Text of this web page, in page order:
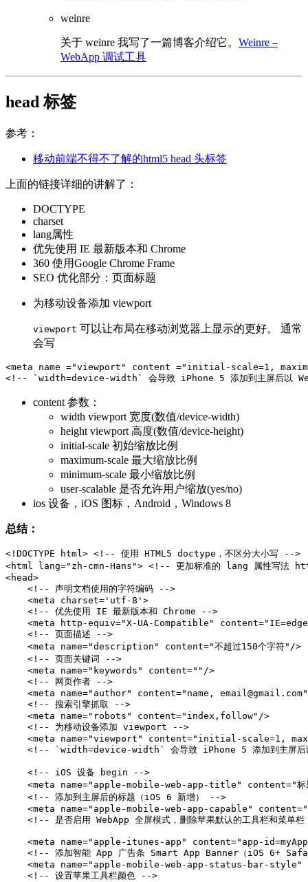
weinre
关于 weinre 我写了一篇博客介绍它。 Weinre –
WebApp 调试工具
head 标签
参考：
移动前端不得不了解的html5 head 头标签
上面的链接详细的讲解了：
DOCTYPE
charset
lang属性
优先使用 IE 最新版本和 Chrome
360 使用Google Chrome Frame
SEO 优化部分：页面标题
为移动设备添加 viewport
viewport 可以让布局在移动浏览器上显示的更好。 通常
会写
<meta name ="viewport" content ="initial-scale=1,
<!-- `width=device-width` 会导致 iPhone 5 添加到主屏后以
content 参数：
width viewport 宽度(数值/device-width)
height viewport 高度(数值/device-height)
initial-scale 初始缩放比例
maximum-scale 最大缩放比例
minimum-scale 最小缩放比例
user-scalable 是否允许用户缩放(yes/no)
ios 设备，iOS 图标，Android，Windows 8
总结：
<!DOCTYPE html> <!-- 使用 HTML5 doctype，不区分大小写 -->
<html
lang="zh-cmn-Hans"> <!-- 更加标准的 lang 属性写
<head>
<!-- 声明文档使用的字符编码 -->
<meta
charset= 'utf-8' >
<!-- 优先使用 IE 最新版本和 Chrome -->
<meta
http-equiv="X-UA-Compatible" content=
<!-- 页面描述 -->
<meta
name="description" content="不超过150个字符" />
<!-- 页面关键词 -->
<meta
name="keywords" content="" />
<!-- 网页作者 -->
<meta
name="author" content="name, email@gmail.com"
<!-- 搜索引擎抓取 -->
<meta
name="robots" content="index,follow" />
<!-- 为移动设备添加 viewport -->
<meta
name="viewport" content="initial-scale=1,
<!-- `width=device-width` 会导致 iPhone 5 添加到主屏
<!-- iOS 设备 begin -->
<meta
name="apple-mobile-web-app-title" content="
<!-- 添加到主屏后的标题（iOS 6 新增） -->
<meta
name="apple-mobile-web-app-capable" content=
<!-- 是否启用 WebApp 全屏模式，删除苹果默认的工具栏和菜单
<meta name="apple-itunes-app" content="app-
<!-- 添加智能 App 广告条 Smart App Banner（iOS 6+
<meta
name="apple-mobile-web-app-status-bar-style"
<!-- 设置苹果工具栏颜色 -->